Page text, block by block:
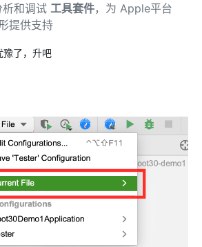
析和调试 工具套件，为 Apple平台
提供支持
豫了，升吧